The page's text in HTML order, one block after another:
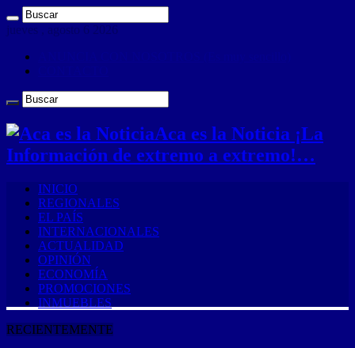
jueves , agosto 6 2026
Aca es la Noticia ¡La
Información de extremo a extremo!…
INICIO
REGIONALES
EL PAÍS
INTERNACIONALES
ACTUALIDAD
OPINIÓN
ECONOMÍA
PROMOCIONES
INMUEBLES
RECIENTEMENTE